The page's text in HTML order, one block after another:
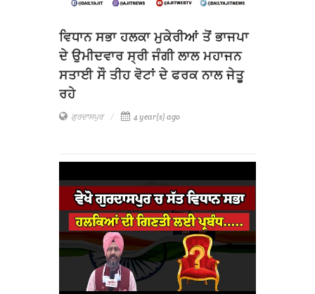
ਵਿਧਾਨ ਸਭਾ ਹਲਕਾ ਮੁਕੇਰੀਆਂ ਤੋਂ ਭਾਜਪਾ
ਦੇ ਉਮੀਦਵਾਰ ਸ੍ਰੀ ਜੰਗੀ ਲਾਲ ਮਹਾਜਨ
ਸਤਾਈ ਸੌ ਤੀਹ ਵੋਟਾਂ ਦੇ ਫਰਕ ਨਾਲ ਜੇਤੂ
ਰਹੇ
ਗੁਰਦਾਸਪੁਰ 4 year(s) ago